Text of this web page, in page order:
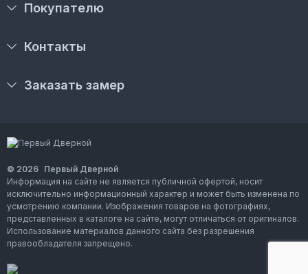
Покупателю
Контакты
Заказать замер
© 2026 Первый Дверной
Информация на сайте не является публичной офертой, носит
исключительно информационный характер и может быть изменена по
усмотрению компании. Изображения товаров на фотографиях,
представленных в каталоге на сайте, могут отличаться от оригиналов.
Использование материалов данного сайта без разрешения
правообладателя запрещено.